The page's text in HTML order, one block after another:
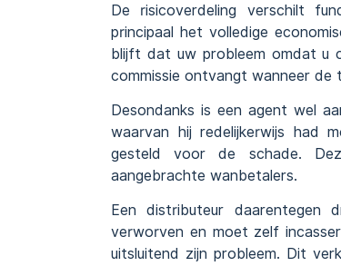
De risicoverdeling verschilt
principaal het volledige
blijft dat uw probleem omdat u
commissie ontvangt wanneer
Desondanks is een agent wel
waarvan hij redelijkerwijs had
gesteld voor de schade.
aangebrachte wanbetalers.
Een distributeur daarentegen
verworven en moet zelf
uitsluitend zijn probleem. Dit